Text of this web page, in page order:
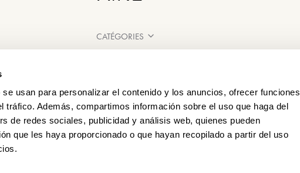
usan para personalizar el contenido y los anuncios, ofrecer funciones
tráfico. Además, compartimos información sobre el uso que haga del
de redes sociales, publicidad y análisis web, quienes pueden
que les haya proporcionado o que hayan recopilado a partir del uso
CATÉGORIES
POINT DE VENTE